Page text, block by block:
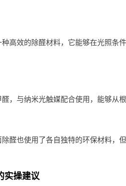
高效的除醛材料，它能够在光照条
，与纳米光触媒配合使用，能够从
醛也使用了各自独特的环保材料，
实操建议